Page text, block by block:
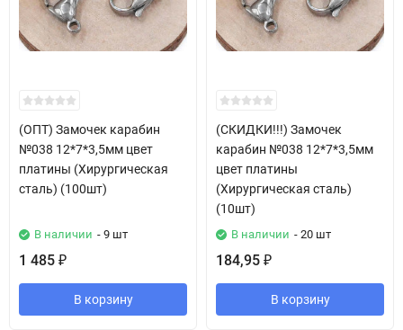
(ОПТ) Замочек карабин
№038 12*7*3,5мм цвет
платины (Хирургическая
сталь) (100шт)
В наличии - 9 шт
1 485 ₽
В корзину
(СКИДКИ!!!) Замочек
карабин №038 12*7*3,5мм
цвет платины
(Хирургическая сталь)
(10шт)
В наличии - 20 шт
184,95 ₽
В корзину